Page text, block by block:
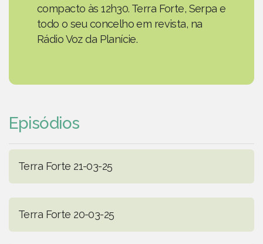
compacto às 12h30. Terra Forte, Serpa e
todo o seu concelho em revista, na
Rádio Voz da Planície.
Episódios
Terra Forte 21-03-25
Terra Forte 20-03-25